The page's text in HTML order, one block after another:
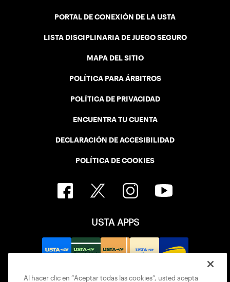
PORTAL DE CONEXIÓN DE LA USTA
LISTA DISCIPLINARIA DE JUEGO SEGURO
MAPA DEL SITIO
POLÍTICA PARA ÁRBITROS
POLÍTICA DE PRIVACIDAD
ENCUENTRA TU CUENTA
DECLARACIÓN DE ACCESIBILIDAD
POLÍTICA DE COOKIES
USTA APPS
Al hacer clic en “Aceptar todas las cookies”, usted acepta